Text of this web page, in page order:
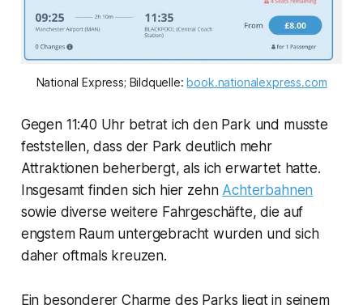
National Express; Bildquelle: book.nationalexpress.com
Gegen 11:40 Uhr betrat ich den Park und musste
feststellen, dass der Park deutlich mehr
Attraktionen beherbergt, als ich erwartet hatte.
Insgesamt finden sich hier zehn Achterbahnen
sowie diverse weitere Fahrgeschäfte, die auf
engstem Raum untergebracht wurden und sich
daher oftmals kreuzen.
Ein besonderer Charme des Parks liegt in seinem